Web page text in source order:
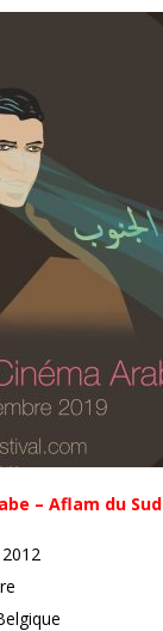
– Aflam du Sud